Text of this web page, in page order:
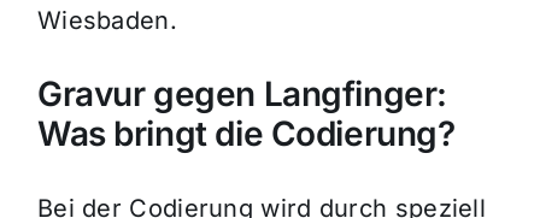
Wiesbaden.
Gravur gegen Langfinger:
Was bringt die Codierung?
Bei der Codierung wird durch speziell